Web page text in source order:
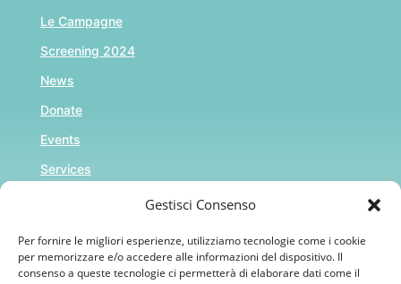
Gestisci Consenso
Per fornire le migliori esperienze, utilizziamo tecnologie come i cookie
per memorizzare e/o accedere alle informazioni del dispositivo. Il
consenso a queste tecnologie ci permetterà di elaborare dati come il
Le Campagne
Screening 2024
News
Donate
Events
Services
Cookie Policy (UE)